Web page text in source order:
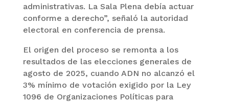
administrativas. La Sala Plena debía actuar
conforme a derecho”, señaló la autoridad
electoral en conferencia de prensa.
El origen del proceso se remonta a los
resultados de las elecciones generales de
agosto de 2025, cuando ADN no alcanzó el
3% mínimo de votación exigido por la Ley
1096 de Organizaciones Políticas para